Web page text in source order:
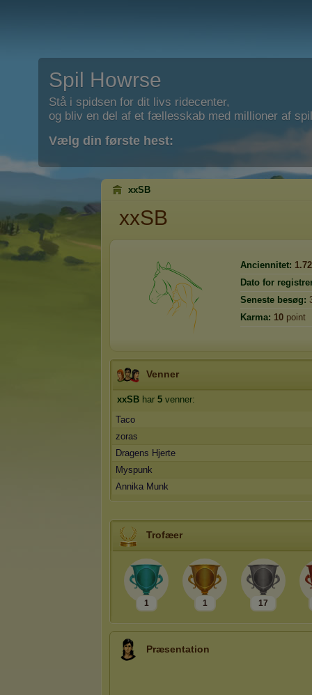
Spil Howrse
Stå i spidsen for dit livs ridecenter,
og bliv en del af et fællesskab med millioner af
Vælg din første hest:
xxSB
xxSB
Anciennitet:
Dato for
Seneste besøg:
Karma: 10 point
Venner
xxSB har 5 venner:
Taco
zoras
Dragens Hjerte
Myspunk
Annika Munk
Trofæer
1 1 17
Præsentation